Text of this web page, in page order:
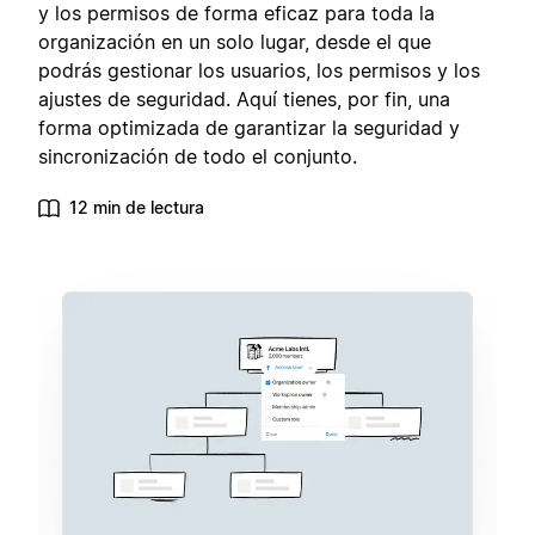
y los permisos de forma eficaz para toda la
organización en un solo lugar, desde el que
podrás gestionar los usuarios, los permisos y los
ajustes de seguridad. Aquí tienes, por fin, una
forma optimizada de garantizar la seguridad y
sincronización de todo el conjunto.
12 min de lectura